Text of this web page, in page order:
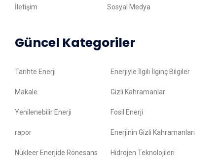
İletişim Sosyal Medya
Güncel Kategoriler
Tarihte Enerji Enerjiyle İlgili İlginç Bilgiler
Makale Gizli Kahramanlar
Yenilenebilir Enerji Fosil Enerji
rapor Enerjinin Gizli Kahramanları
Nükleer Enerjide Rönesans
Hidrojen Teknolojileri